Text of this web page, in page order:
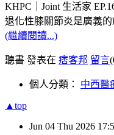
KHPC｜ Joint 生活家
退化性膝關節炎是廣義
(繼續閱讀...)
聽書 發表在 痞客邦 留言
個人分類： 中西醫
▲top
Jun 04 Thu 2026